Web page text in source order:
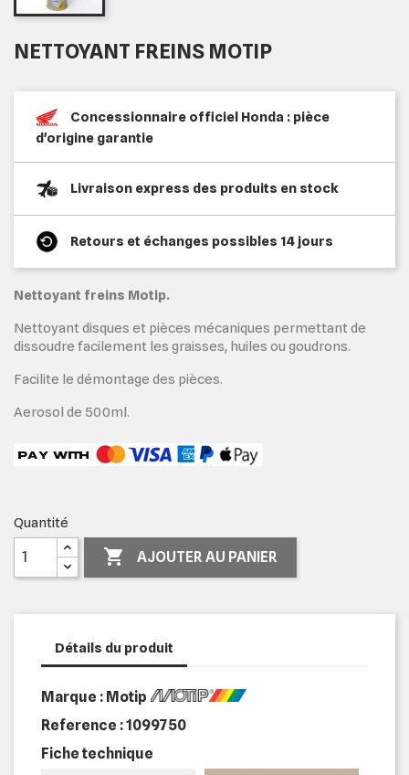
NETTOYANT FREINS MOTIP
Concessionnaire officiel Honda : pièce
d'origine garantie
Livraison express des produits en stock
Retours et échanges possibles 14 jours
Nettoyant freins Motip.
Nettoyant disques et pièces mécaniques permettant de
dissoudre facilement les graisses, huiles ou goudrons.
Facilite le démontage des pièces.
Aerosol de 500ml.
Quantité
 AJOUTER AU PANIER
Détails du produit
Marque : Motip
Reference :1099750
Fiche technique